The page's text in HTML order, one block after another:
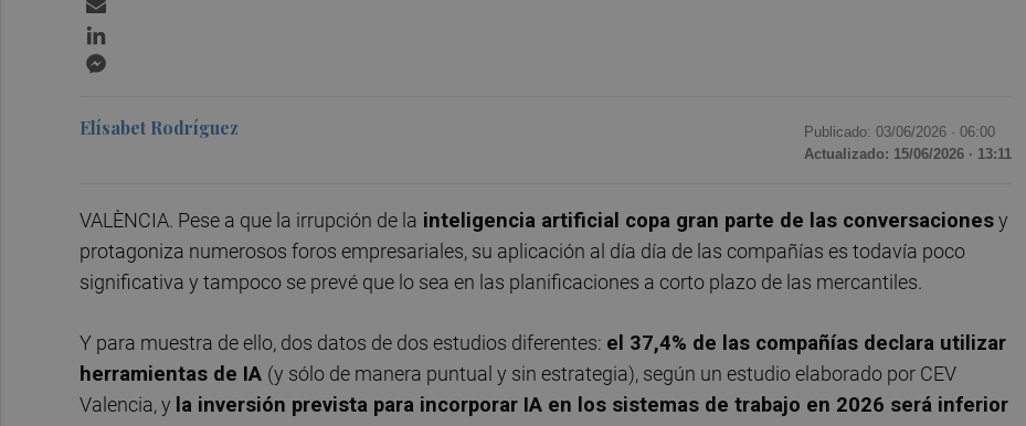
Elísabet Rodríguez Publicado: 03/06/2026 · 06:00
Actualizado: 15/06/2026 · 13:11
VALÈNCIA. Pese a que la irrupción de la inteligencia artificial copa gran parte de las conversacionesy
protagoniza numerosos foros empresariales, su aplicación al día día de las compañías es todavía poco
significativa y tampoco se prevé que lo sea en las planificaciones a corto plazo de las mercantiles.
Y para muestra de ello, dos datos de dos estudios diferentes: el 37,4% de las compañías declara utilizar
herramientas de IA (y sólo de manera puntual y sin estrategia), según un estudio elaborado por CEV
Valencia, y la inversión prevista para incorporar IA en los sistemas de trabajo en 2026 será inferior